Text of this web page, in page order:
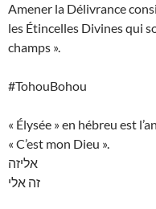
Amener la Délivrance
les Étincelles Divines qui
champs ».
#TohouBohou
« Élysée » en hébreu est
« C’est mon Dieu ».
אליזה
זה אלי